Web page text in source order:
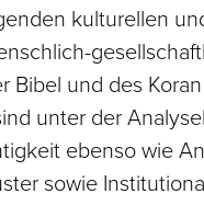
kulturellen
und des
unter der
ebenso wie
sowie